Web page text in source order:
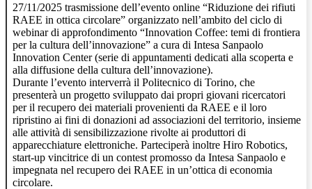
27/11/2025 trasmissione dell’evento online “Riduzione dei rifiuti
RAEE in ottica circolare” organizzato nell’ambito del ciclo di
webinar di approfondimento “Innovation Coffee: temi di frontiera
per la cultura dell’innovazione” a cura di Intesa Sanpaolo
Innovation Center (serie di appuntamenti dedicati alla scoperta e
alla diffusione della cultura dell’innovazione).
Durante l’evento interverrà il Politecnico di Torino, che
presenterà un progetto sviluppato dai propri giovani ricercatori
per il recupero dei materiali provenienti da RAEE e il loro
ripristino ai fini di donazioni ad associazioni del territorio, insieme
alle attività di sensibilizzazione rivolte ai produttori di
apparecchiature elettroniche. Parteciperà inoltre Hiro Robotics,
start-up vincitrice di un contest promosso da Intesa Sanpaolo e
impegnata nel recupero dei RAEE in un’ottica di economia
circolare.